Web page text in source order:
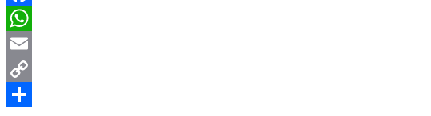
Facebook
WhatsApp
Email
Copy